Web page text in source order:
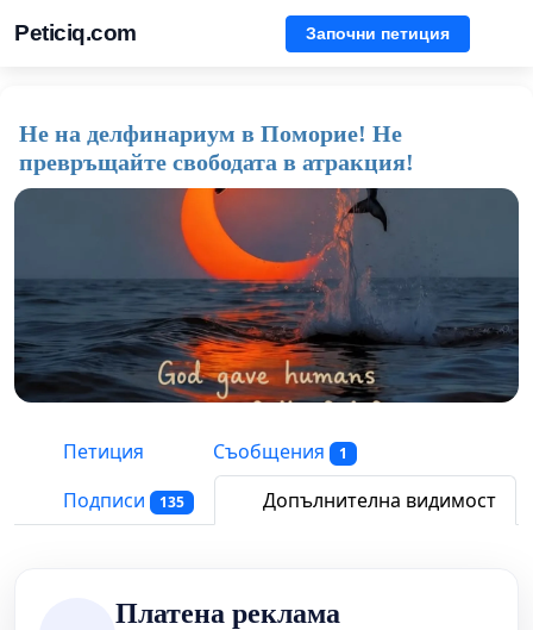
Peticiq.com Започни петиция
Не на делфинариум в Поморие! Не
превръщайте свободата в атракция!
Петиция Съобщения 1
Подписи 135 Допълнителна видимост
Платена реклама